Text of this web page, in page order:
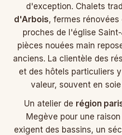
d'exception. Chalets
d'Arbois, fermes
proches de l'église
pièces nouées main
anciens. La clientèle des
et des hôtels particuliers
valeur, souvent en
Un atelier de région
Megève pour une
exigent des bassins, un